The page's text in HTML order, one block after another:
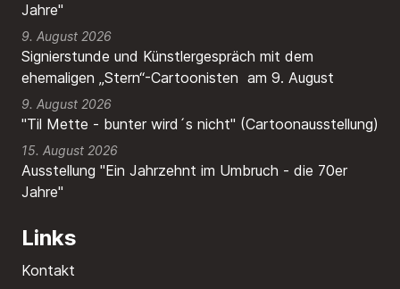
Jahre"
9. August 2026
Signierstunde und Künstlergespräch mit dem
ehemaligen „Stern“-Cartoonisten am 9. August
9. August 2026
"Til Mette - bunter wird´s nicht" (Cartoonausstellung)
15. August 2026
Ausstellung "Ein Jahrzehnt im Umbruch - die 70er
Jahre"
Links
Kontakt